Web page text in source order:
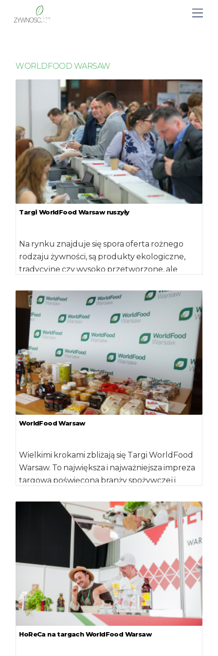
WORLDFOOD WARSAW
Targi WorldFood Warsaw ruszyły
Na rynku znajduje się spora oferta rożnego
rodzaju żywności, są produkty ekologiczne,
tradycyjne czy wysoko przetworzone, ale
WorldFood Warsaw
Wielkimi krokami zbliżają się Targi WorldFood
Warsaw. To największa i najważniejsza impreza
targowa poświęcona branży spożywczej i
HoReCa na targach WorldFood Warsaw